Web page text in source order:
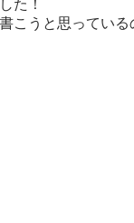
た！
こうと思っている